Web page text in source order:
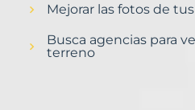
Mejorar las fotos de
Busca agencias para
terreno